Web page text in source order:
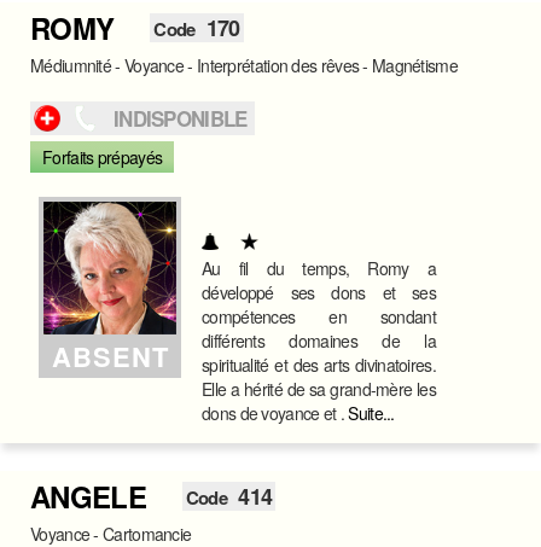
ROMY Code 170
Médiumnité - Voyance - Interprétation des rêves - Magnétisme
INDISPONIBLE
Forfaits prépayés
ABSENT
Au fil du temps, Romy a
développé ses dons et ses
compétences en sondant
différents domaines de la
spiritualité et des arts divinatoires.
Elle a hérité de sa grand-mère les
dons de voyance et .Suite...
ANGELE Code 414
Voyance - Cartomancie